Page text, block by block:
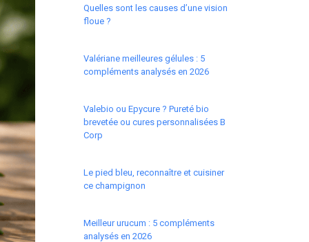
Quelles sont les causes d’une vision
floue ?
Valériane meilleures gélules : 5
compléments analysés en 2026
Valebio ou Epycure ? Pureté bio
brevetée ou cures personnalisées B
Corp
Le pied bleu, reconnaître et cuisiner
ce champignon
Meilleur urucum : 5 compléments
analysés en 2026